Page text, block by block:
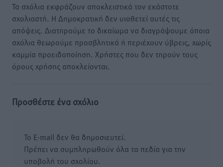
Τα σχόλια εκφράζουν αποκλειστικά τον εκάστοτε
σχολιαστή. Η Δημοκρατική δεν υιοθετεί αυτές τις
απόψεις. Διατηρούμε το δικαίωμα να διαγράψουμε όποια
σχόλια θεωρούμε προσβλητικά ή περιέχουν ύβρεις, χωρίς
καμμία προειδοποίηση. Χρήστες που δεν τηρούν τους
όρους χρήσης αποκλείονται.
Προσθέστε ένα σχόλιο
Το E-mail δεν θα δημοσιευτεί.
Πρέπει να συμπληρωθούν όλα τα πεδία για την
υποβολή του σχολίου.